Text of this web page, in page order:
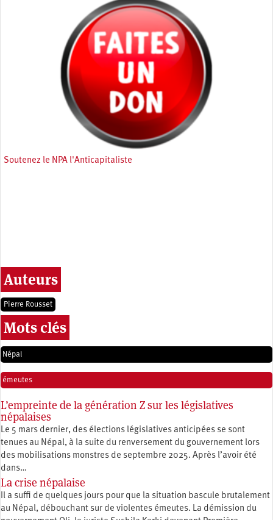
Soutenez le NPA l'Anticapitaliste
Auteurs
Pierre Rousset
Mots clés
Népal
émeutes
L’empreinte de la génération Z sur les législatives
népalaises
Le 5 mars dernier, des élections législatives anticipées se sont
tenues au Népal, à la suite du renversement du gouvernement lors
des mobilisations monstres de septembre 2025. Après l’avoir été
dans…
La crise népalaise
Il a suffi de quelques jours pour que la situation bascule brutalement
au Népal, débouchant sur de violentes émeutes. La démission du